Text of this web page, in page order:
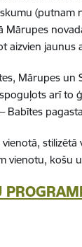
(putnam
aizvien
Mārupes
arī
vienotu, košu
Atpūties no
jauniešu centrā